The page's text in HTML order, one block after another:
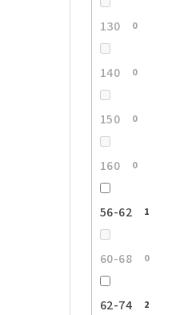
130 0
140 0
150 0
160 0
56-62 1
60-68 0
62-74 2